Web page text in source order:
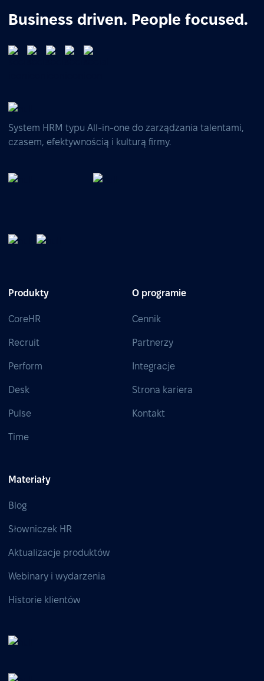
Business driven. People focused.
System HRM typu All-in-one do zarządzania talentami,
czasem, efektywnością i kulturą firmy.
Produkty
CoreHR
Recruit
Perform
Desk
Pulse
Time
O programie
Cennik
Partnerzy
Integracje
Strona kariera
Kontakt
Materiały
Blog
Słowniczek HR
Aktualizacje produktów
Webinary i wydarzenia
Historie klientów